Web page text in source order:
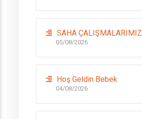
SAHA ÇALIŞMALARIMIZ
05/08/2026
Hoş Geldin Bebek
04/08/2026